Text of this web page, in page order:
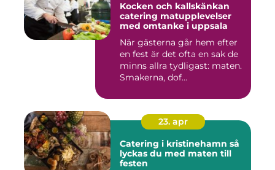
Kocken och kallskänkan
catering matupplevelser
med omtanke i uppsala
När gästerna går hem efter
en fest är det ofta en sak de
minns allra tydligast: maten.
Smakerna, dof...
23. apr
Catering i kristinehamn så
lyckas du med maten till
festen